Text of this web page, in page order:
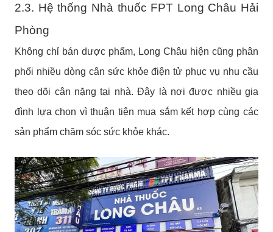
2.3. Hệ thống Nhà thuốc FPT Long Châu Hải
Phòng
Không chỉ bán dược phẩm, Long Châu hiện cũng phân
phối nhiều dòng cân sức khỏe điện tử phục vụ nhu cầu
theo dõi cân nặng tại nhà. Đây là nơi được nhiều gia
đình lựa chọn vì thuận tiện mua sắm kết hợp cùng các
sản phẩm chăm sóc sức khỏe khác.